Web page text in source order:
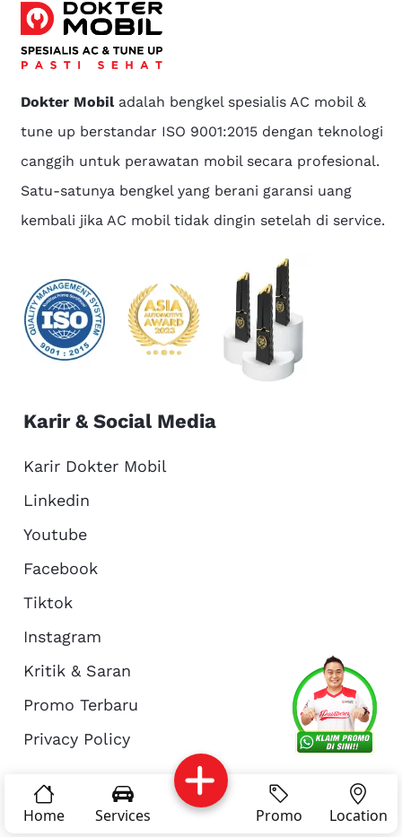
About Us
Reservasi Article
Home Services Promo Location
Dokter Mobiladalah bengkel spesialis AC mobil &
tune up berstandar ISO 9001:2015 dengan teknologi
canggih untuk perawatan mobil secara profesional.
Satu-satunya bengkel yang berani garansi uang
kembali jika AC mobil tidak dingin setelah di service.
Karir & Social Media
Karir Dokter Mobil
Linkedin
Youtube
Facebook
Tiktok
Instagram
Kritik & Saran
Promo Terbaru
Privacy Policy
© Copyright 2026 - Dokter Mobil Indonesia